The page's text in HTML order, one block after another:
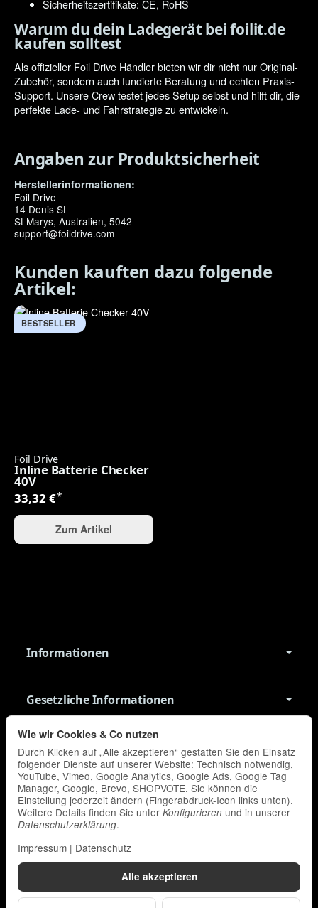
Sicherheitszertifikate: CE, RoHS
Warum du dein Ladegerät bei foilit.de
kaufen solltest
Als offizieller Foil Drive Händler bieten wir dir nicht nur Original-
Zubehör, sondern auch fundierte Beratung und echten Praxis-
Support. Unsere Crew testet jedes Setup selbst und hilft dir, die
perfekte Lade- und Fahrstrategie zu entwickeln.
Angaben zur Produktsicherheit
Herstellerinformationen:
Foil Drive
14 Denis St
St Marys, Australien, 5042
support@foildrive.com
Kunden kauften dazu folgende
Artikel:
BESTSELLER
Foil Drive
Inline Batterie Checker
40V
33,32 €*
Zum Artikel
Informationen
Gesetzliche Informationen
Datenschutzerklärung
Vertrag widerrufen
Alle Preise inkl. gesetzlicher USt., zzgl.
Alle akzeptieren
Wie wir Cookies & Co nutzen
Durch Klicken auf „Alle akzeptieren“ gestatten Sie den Einsatz
folgender Dienste auf unserer Website: Technisch notwendig,
YouTube, Vimeo, Google Analytics, Google Ads, Google Tag
Manager, Google, Brevo, SHOPVOTE. Sie können die
Einstellung jederzeit ändern (Fingerabdruck-Icon links unten).
Weitere Details finden Sie unter Konfigurieren und in unserer
Datenschutzerklärung.
Impressum | Datenschutz